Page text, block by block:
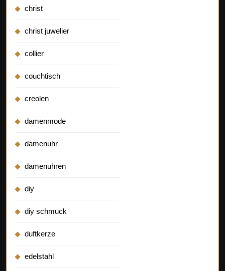
christ
christ juwelier
collier
couchtisch
creolen
damenmode
damenuhr
damenuhren
diy
diy schmuck
duftkerze
edelstahl